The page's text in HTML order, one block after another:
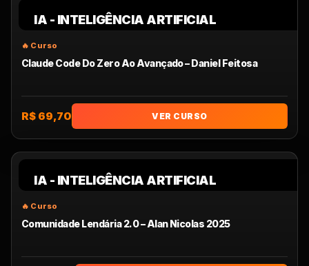
IA - INTELIGÊNCIA ARTIFICIAL
Claude Code Do Zero Ao Avançado – Daniel Feitosa
R$ 69,70 VER CURSO
IA - INTELIGÊNCIA ARTIFICIAL
Comunidade Lendária 2.0 – Alan Nicolas 2025